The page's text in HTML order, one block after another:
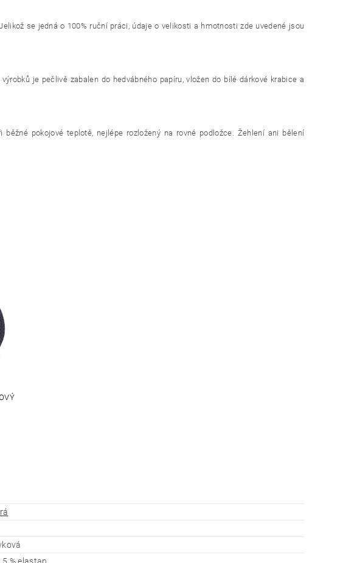
se jedná o 100% ruční práci, údaje o velikosti a hmotnosti zde uvedené jsou
je pečlivě zabalen do hedvábného papíru, vložen do bílé dárkové krabice a
pokojové teplotě, nejlépe rozložený na rovné podložce. Žehlení ani bělení